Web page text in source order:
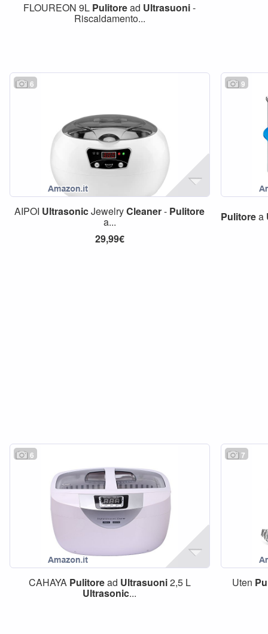
FLOUREON 9L Pulitoread Ultrasuoni-
Riscaldamento...
6
AIPOI UltrasonicJewelryCleaner- Pulitore
a...
29,99€
9
Pulitorea
6
CAHAYA Pulitoread Ultrasuoni2,5 L
Ultrasonic...
7
Uten